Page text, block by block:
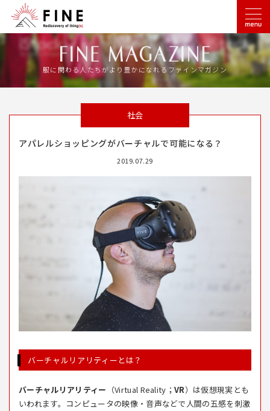
服に関わる人たちがより豊かになれるファインマガジン
社会
アパレルショッピングがバーチャルで可能になる？
2019.07.29
バーチャルリアリティーとは？
バーチャルリアリティー （Virtual Reality；VR）は仮想現実とも
いわれます。コンピュータの映像・音声などで人間の五感を刺激